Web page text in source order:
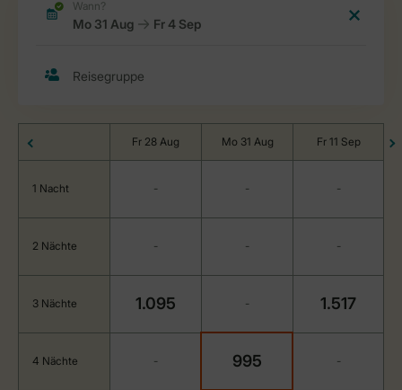
Fr 28 Aug Mo 31 Aug Fr 11 Sep
1 Nacht - - -
2 Nächte - - -
3 Nächte 1.095 - 1.517
4 Nächte - 995 -